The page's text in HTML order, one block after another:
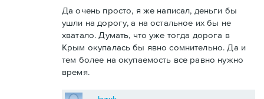
Да очень просто, я же написал, деньги бы
ушли на дорогу, а на остальное их бы не
хватало. Думать, что уже тогда дорога в
Крым окупалась бы явно сомнительно. Да и
тем более на окупаемость все равно нужно
время.